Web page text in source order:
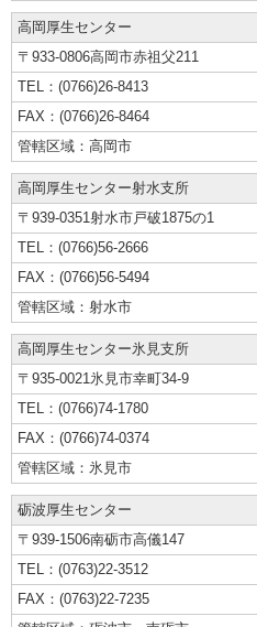
高岡厚生センター
〒933-0806高岡市赤祖父211
(0766)26-8413
(0766)26-8464
高岡市
高岡厚生センター射水支所
〒939-0351射水市戸破1875の1
(0766)56-2666
(0766)56-5494
射水市
高岡厚生センター氷見支所
〒935-0021氷見市幸町34-9
(0766)74-1780
(0766)74-0374
氷見市
砺波厚生センター
〒939-1506南砺市高儀147
(0763)22-3512
(0763)22-7235